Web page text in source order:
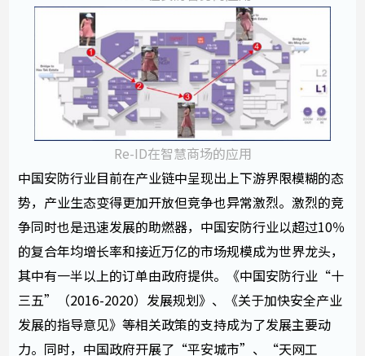
Re-ID在智慧商场的应用
中国安防行业目前在产业链中呈现出上下游界限模糊的态
势，产业生态变得更加开放但竞争也异常激烈。激烈的竞
争同时也是迅速发展的助燃器，中国安防行业以超过10％
的复合年均增长率和接近万亿的市场规模成为世界龙头，
其中有一半以上的订单由政府提供。《中国安防行业“十
三五”（2016-2020）发展规划》、《关于加快安全产业
发展的指导意见》等相关政策的支持成为了发展主要动
力。同时，中国政府开展了“平安城市”、“天网工